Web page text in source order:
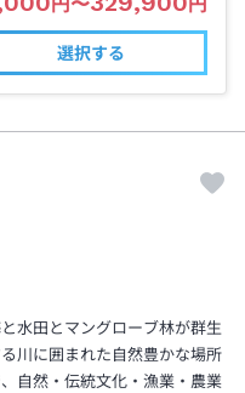
円 〜 円
選択する
水田とマングローブ林が群生
川に囲まれた自然豊かな場所
自然・伝統文化・漁業・農業